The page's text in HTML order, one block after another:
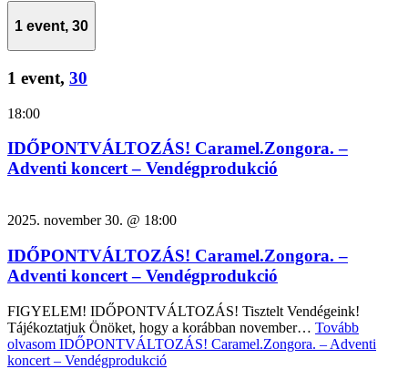
1 event, 30
1 event, 30
18:00
IDŐPONTVÁLTOZÁS! Caramel.Zongora. –
Adventi koncert – Vendégprodukció
2025. november 30. @ 18:00
IDŐPONTVÁLTOZÁS! Caramel.Zongora. –
Adventi koncert – Vendégprodukció
FIGYELEM! IDŐPONTVÁLTOZÁS! Tisztelt Vendégeink!
Tájékoztatjuk Önöket, hogy a korábban november… Tovább
olvasom IDŐPONTVÁLTOZÁS! Caramel.Zongora. – Adventi
koncert – Vendégprodukció